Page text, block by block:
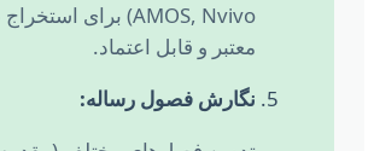
AMOS, Nvivo) برای استخراج نتایج
معتبر و قابل اعتماد.
نگارش فصول رساله: